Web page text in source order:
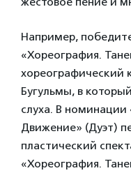
Например,
«Хореография.
хореографический
Бугульмы, в
слуха. В
Движение» (Дуэт)
пластический
«Хореография.